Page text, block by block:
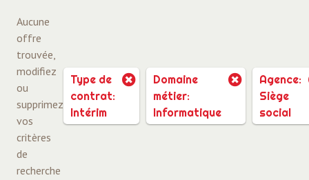
Aucune
offre
trouvée,
modifiez
ou
supprimez
vos
critères
de
recherche
Type de
contrat:
Intérim
Domaine
métier:
Informatique
Agence:
Siège
social